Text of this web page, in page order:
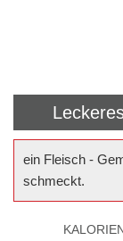
ein Fleisch -
schmeckt.